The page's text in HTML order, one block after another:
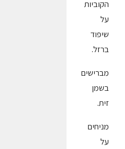
הקוביות
על
שיפוד
ברזל.
מברישים
בשמן
זית.
מניחים
על